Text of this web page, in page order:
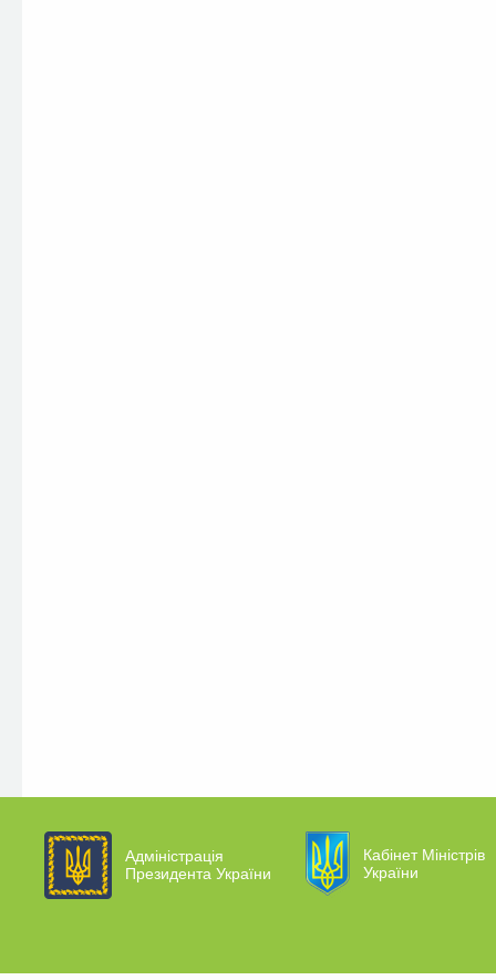
Адміністрація
Президента України
Кабінет Міністрів
України